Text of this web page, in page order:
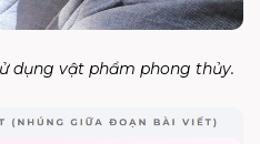
dụng vật phẩm phong thủy.